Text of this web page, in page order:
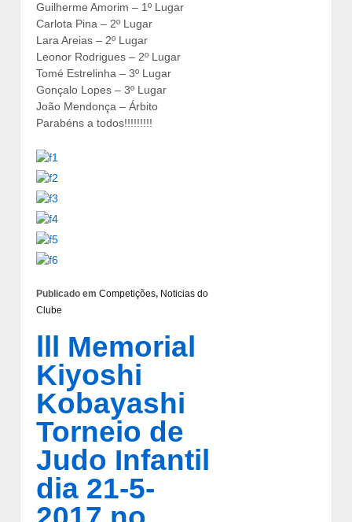
Guilherme Amorim – 1º Lugar
Carlota Pina – 2º Lugar
Lara Areias – 2º Lugar
Leonor Rodrigues – 2º Lugar
Tomé Estrelinha – 3º Lugar
Gonçalo Lopes – 3º Lugar
João Mendonça – Árbito
Parabéns a todos!!!!!!!!!
Publicado em Competições, Noticias do
Clube
lll Memorial
Kiyoshi
Kobayashi
Torneio de
Judo Infantil
dia 21-5-